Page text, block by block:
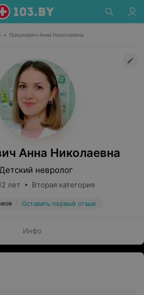
• Гришкевич Анна Николаевна
Анна Николаевна
невролог
лет • Вторая категория
Оставить первый отзыв
Инфо